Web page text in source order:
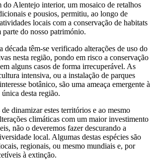
do Alentejo interior, um mosaico de retalhos
e pousios, permitiu, ao longo de
locais com a conservação de habitats
parte do nosso património.
década têm-se verificado alterações de uso do
nesta região, pondo em risco a conservação
alguns casos de forma irrecuperável. As
intensiva, ou a instalação de parques
botânico, são uma ameaça emergente à
desta região.
dinamizar estes territórios e ao mesmo
climáticas com um maior investimento
não o deveremos fazer descurando a
local. Algumas destas espécies são
regionais, ou mesmo mundiais e, por
à extinção.